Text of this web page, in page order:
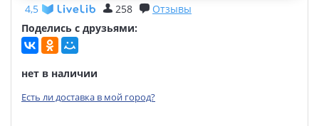
4,5 258
Отзывы
Поделись с друзьями:
нет в наличии
Есть ли доставка в мой город?